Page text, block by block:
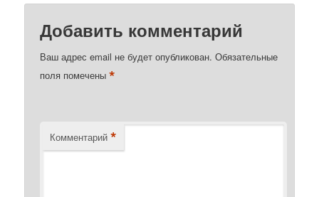
Добавить комментарий
Ваш адрес email не будет опубликован. Обязательные
поля помечены*
Комментарий *